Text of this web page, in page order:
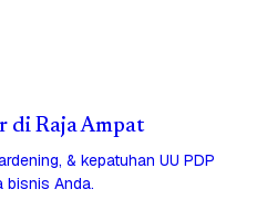
di Raja Ampat
& kepatuhan UU PDP
bisnis Anda.